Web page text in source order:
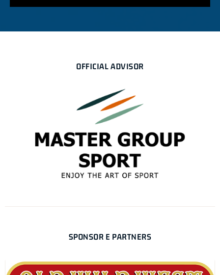
OFFICIAL ADVISOR
SPONSOR E PARTNERS